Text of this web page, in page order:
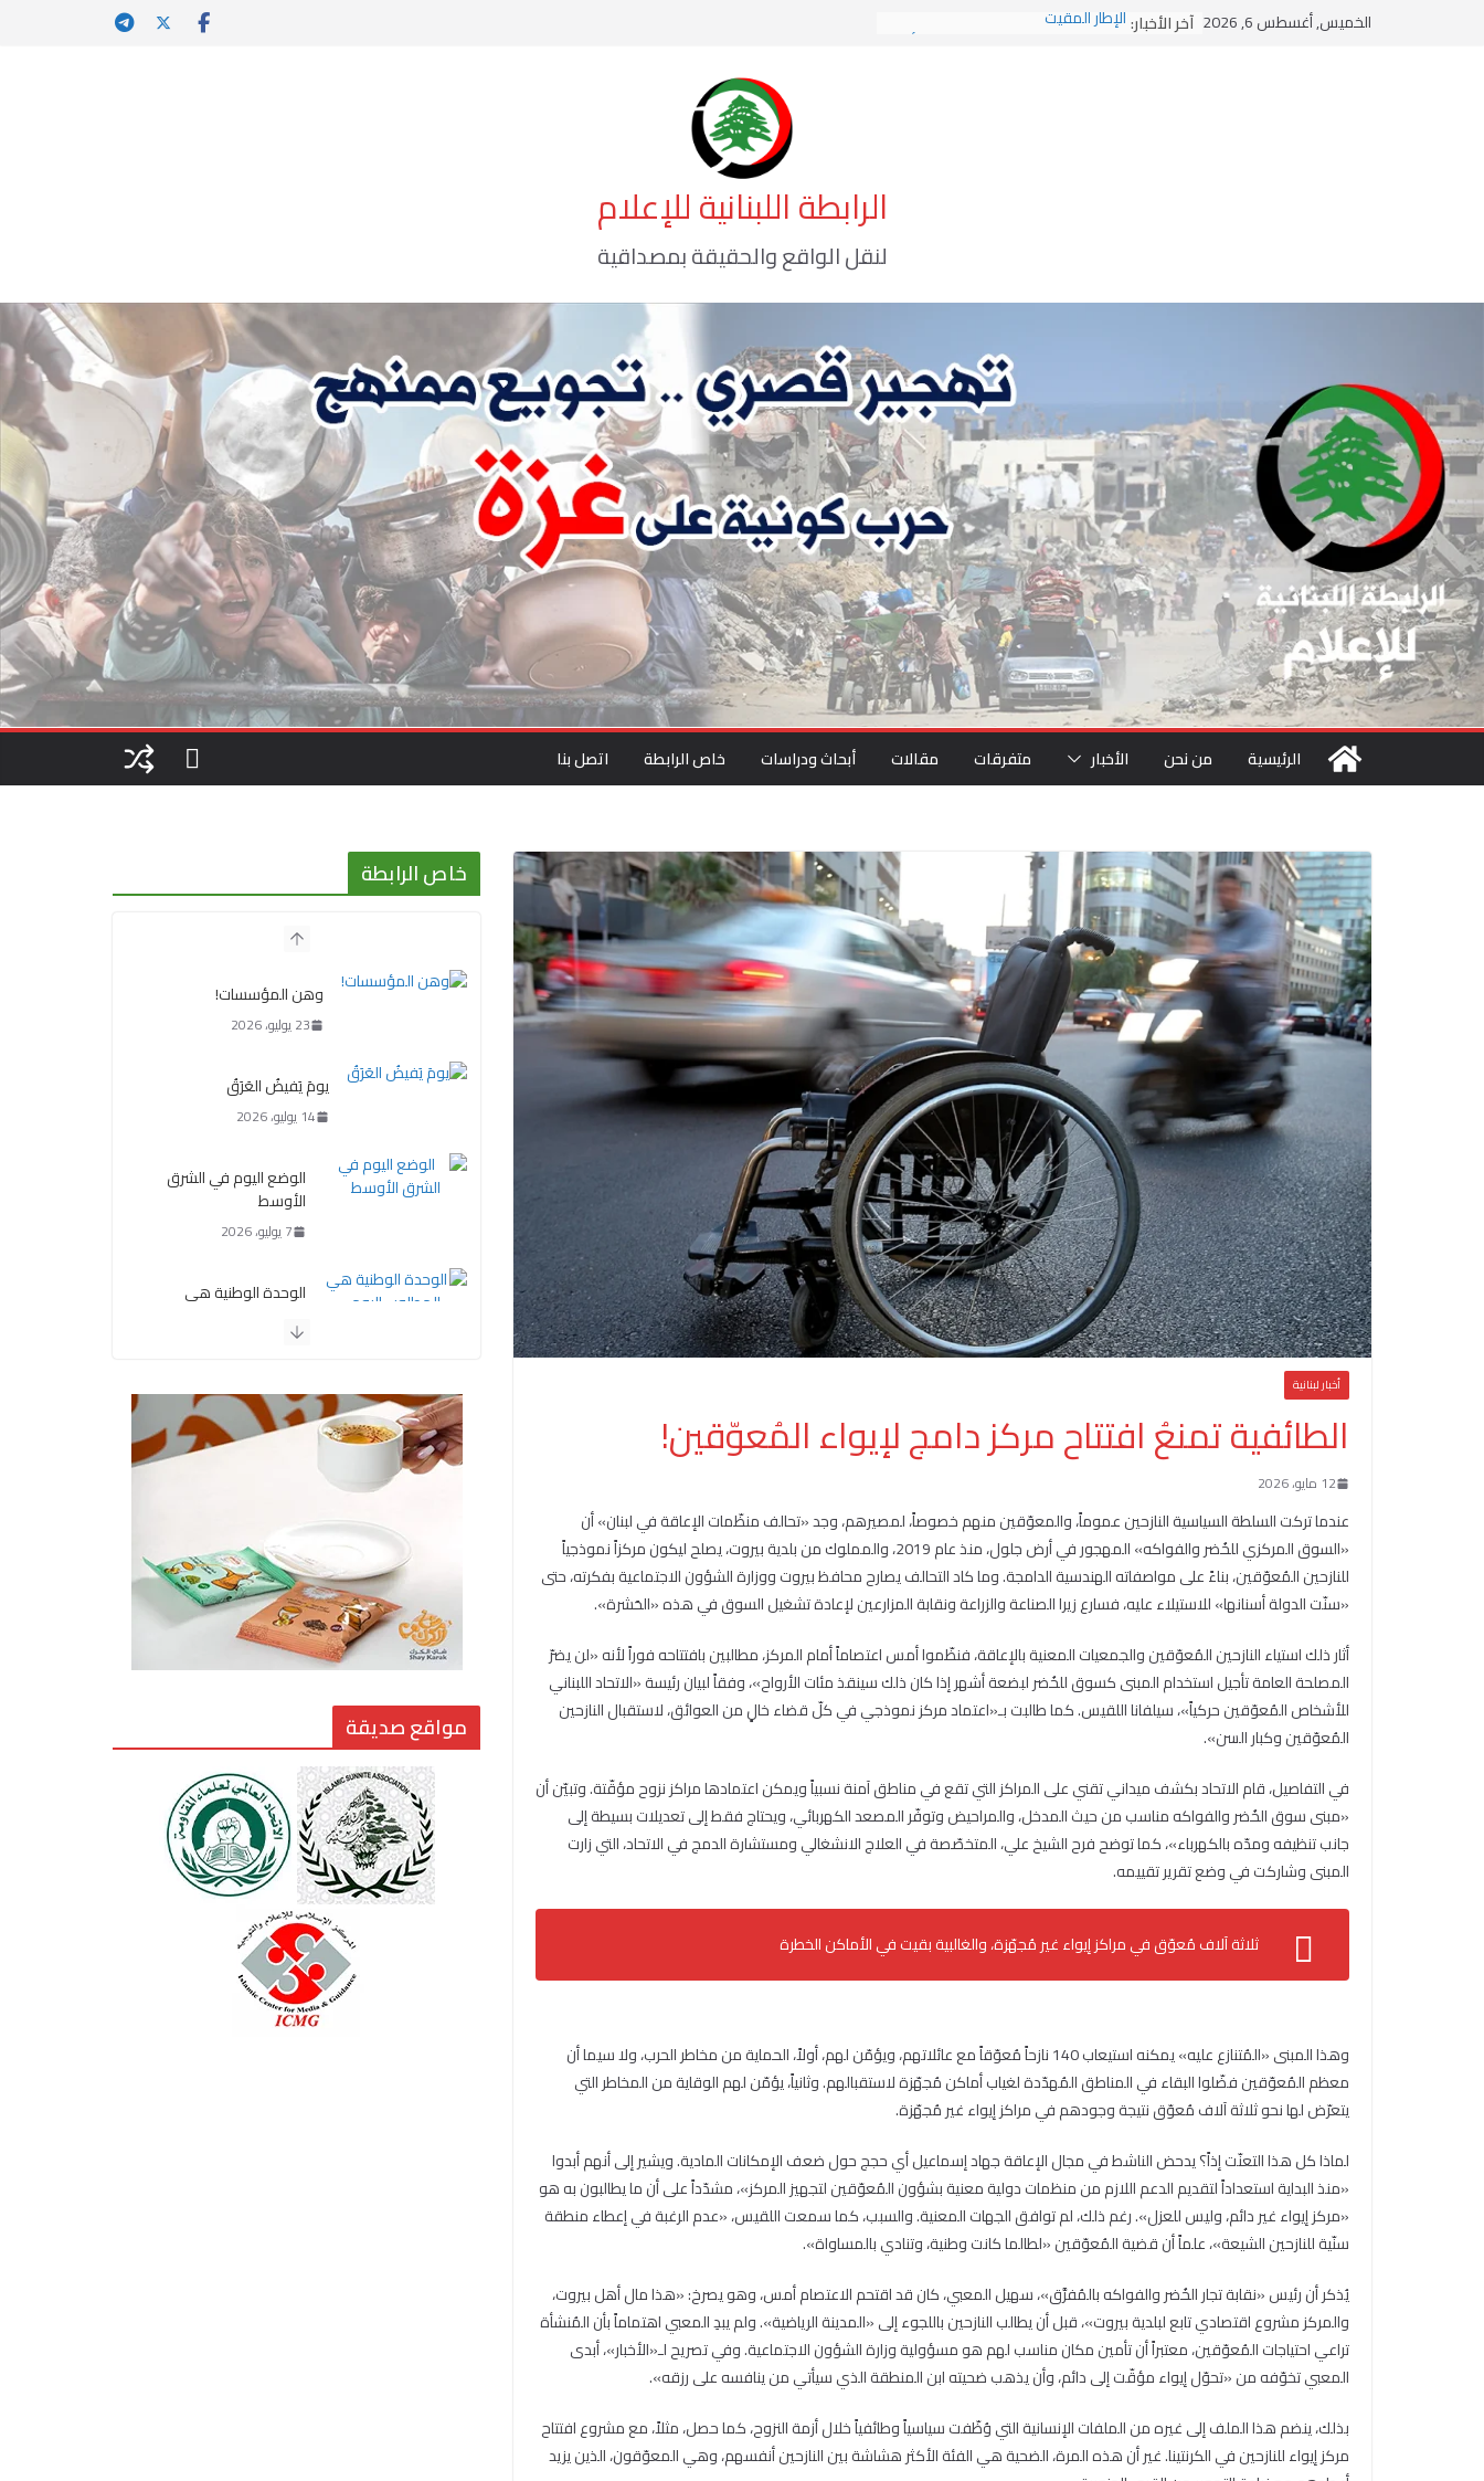
الخميس, أغسطس 6, 2026 آخر الأخبار:الإطار المقيت
الرابطة اللبنانية للإعلام
لنقل الواقع والحقيقة بمصداقية
الرئيسية من نحن الأخبار متفرقات مقالات أبحاث ودراسات خاص الرابطة اتصل بنا
أخبار لبنانية
الطائفية تمنعُ افتتاح مركز دامج لإيواء المُعوّقين!
12 مايو، 2026
عندما تركت السلطة السياسية النازحين عموماً، والمعوّقين منهم خصوصاً، لمصيرهم، وجد «تحالف منظّمات الإعاقة في لبنان» أن
«السوق المركزي للخُضر والفواكه» المهجور في أرض جلول، منذ عام 2019، والمملوك من بلدية بيروت، يصلح ليكون مركزاً نموذجياً
للنازحين المُعوّقين، بناءً على مواصفاته الهندسية الدامجة. وما كاد التحالف يصارح محافظ بيروت ووزارة الشؤون الاجتماعية بفكرته، حتى
«سنّت الدولة أسنانها» للاستيلاء عليه، فسارع زيرا الصناعة والزراعة ونقابة المزارعين لإعادة تشغيل السوق في هذه «الحَشرة».
أثار ذلك استياء النازحين المُعوّقين والجمعيات المعنية بالإعاقة، فنظّموا أمس اعتصاماً أمام المركز، مطالبين بافتتاحه فوراً لأنه «لن يضرّ
المصلحة العامة تأجيل استخدام المبنى كسوق للخُضر لبضعة أشهر إذا كان ذلك سينقذ مئات الأرواح»، وفقاً لبيان رئيسة «الاتحاد اللبناني
للأشخاص المُعوّقين حركياً»، سيلفانا اللقيس. كما طالبت بـ«اعتماد مركز نموذجي في كلّ قضاء خالٍ من العوائق، لاستقبال النازحين
المُعوّقين وكبار السن».
في التفاصيل، قام الاتحاد بكشف ميداني تقني على المراكز التي تقع في مناطق آمنة نسبياً ويمكن اعتمادها مراكز نزوح مؤقّتة. وتبيّن أن
«مبنى سوق الخُضر والفواكه مناسب من حيث المدخل، والمراحيض وتوفّر المصعد الكهربائي، ويحتاج فقط إلى تعديلات بسيطة إلى
جانب تنظيفه ومدّه بالكهرباء»، كما توضح فرح الشيخ علي، المتخصّصة في العلاج الانشغالي ومستشارة الدمج في الاتحاد، التي زارت
المبنى وشاركت في وضع تقرير تقييمه.
ثلاثة آلاف مُعوّق في مراكز إيواء غير مُجهّزة، والغالبية بقيت في الأماكن الخطرة
وهذا المبنى «المُتنازع عليه» يمكنه استيعاب 140 نازحاً مُعوّقاً مع عائلاتهم، ويؤمّن لهم، أولاً، الحماية من مخاطر الحرب، ولا سيما أن
معظم المُعوّقين فضّلوا البقاء في المناطق المُهدّدة لغياب أماكن مُجهّزة لاستقبالهم. وثانياً، يؤمّن لهم الوقاية من المخاطر التي
يتعرّض لها نحو ثلاثة آلاف مُعوّق نتيجة وجودهم في مراكز إيواء غير مُجهّزة.
لماذا كل هذا التعنّت إذاً؟ يدحض الناشط في مجال الإعاقة جهاد إسماعيل أي حجج حول ضعف الإمكانات المادية. ويشير إلى أنهم أبدوا
«منذ البداية استعداداً لتقديم الدعم اللازم من منظمات دولية معنية بشؤون المُعوّقين لتجهيز المركز»، مشدّداً على أن ما يطالبون به هو
«مركز إيواء غير دائم، وليس للعزل». رغم ذلك، لم توافق الجهات المعنية. والسبب، كما سمعت اللقيس، «عدم الرغبة في إعطاء منطقة
سنّية للنازحين الشيعة»، علماً أن قضية المُعوّقين «لطالما كانت وطنية، وتنادي بالمساواة».
يُذكر أن رئيس «نقابة تجار الخُضر والفواكه بالمُفرَّق»، سهيل المعبي، كان قد اقتحم الاعتصام أمس، وهو يصرخ: «هذا مال أهل بيروت،
والمركز مشروع اقتصادي تابع لبلدية بيروت»، قبل أن يطالب النازحين باللجوء إلى «المدينة الرياضية». ولم يبدِ المعبي اهتماماً بأن المُنشأة
تراعي احتياجات المُعوّقين، معتبراً أن تأمين مكان مناسب لهم هو مسؤولية وزارة الشؤون الاجتماعية. وفي تصريح لـ«الأخبار»، أبدى
المعبي تخوّفه من «تحوّل إيواء مؤقّت إلى دائم، وأن يذهب ضحيته ابن المنطقة الذي سيأتي من ينافسه على رزقه».
بذلك، ينضم هذا الملف إلى غيره من الملفات الإنسانية التي وُظّفت سياسياً وطائفياً خلال أزمة النزوح، كما حصل، مثلاً، مع مشروع افتتاح
مركز إيواء للنازحين في الكرنتينا. غير أن هذه المرة، الضحية هي الفئة الأكثر هشاشة بين النازحين أنفسهم، وهي المعوّقون، الذين يزيد
خاص الرابطة
وهن المؤسسات!
23 يوليو، 2026
يومَ يَفيضُ العَرَقُ
14 يوليو، 2026
الوضع اليوم في الشرق
الأوسط
7 يوليو، 2026
الوحدة الوطنية هي
البديل
16 يونيو، 2026
24 يوليو، 2026
مواقع صديقة